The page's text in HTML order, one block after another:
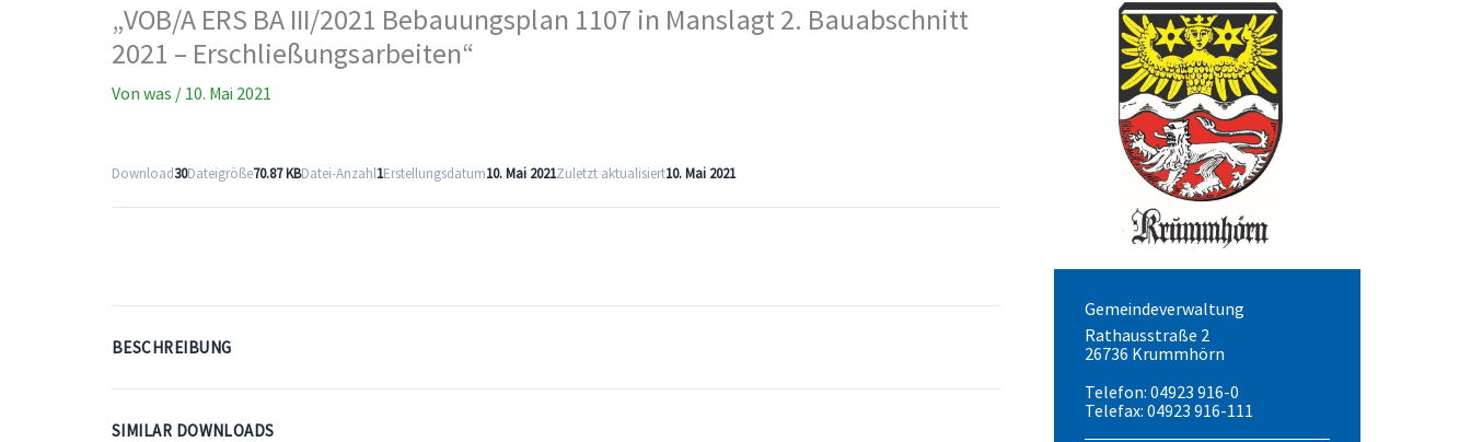
„VOB/A ERS BA III/2021 Bebauungsplan 1107 in Manslagt 2. Bauabschnitt
2021 – Erschließungsarbeiten“
Von was / 10. Mai 2021
Download30Dateigröße70.87 KBDatei-Anzahl1Erstellungsdatum10. Mai 2021Zuletzt aktualisiert10. Mai 2021
BESCHREIBUNG
SIMILAR DOWNLOADS
Gemeindeverwaltung
Rathausstraße 2
26736 Krummhörn
Telefon: 04923 916-0
Telefax: 04923 916-111